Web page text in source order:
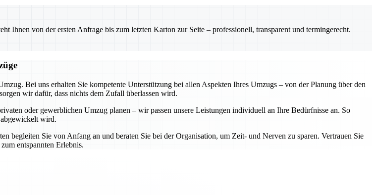
Ihnen von der ersten Anfrage bis zum letzten Karton zur Seite – professionell, transparent und termingerecht.
Bei uns erhalten Sie kompetente Unterstützung bei allen Aspekten Ihres Umzugs – von der Planung über den
wir dafür, dass nichts dem Zufall überlassen wird.
oder gewerblichen Umzug planen – wir passen unsere Leistungen individuell an Ihre Bedürfnisse an. So
wird.
begleiten Sie von Anfang an und beraten Sie bei der Organisation, um Zeit- und Nerven zu sparen. Vertrauen Sie
entspannten Erlebnis.